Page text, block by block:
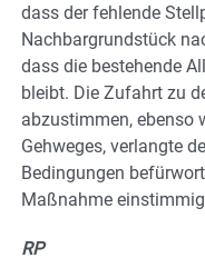
dass der fehlende
Nachbargrundstück
dass die bestehende
bleibt. Die Zufahrt zu
abzustimmen, ebenso
Gehweges, verlangte
Bedingungen
Maßnahme
RP